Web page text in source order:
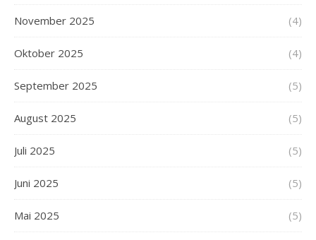
November 2025 (4)
Oktober 2025 (4)
September 2025 (5)
August 2025 (5)
Juli 2025 (5)
Juni 2025 (5)
Mai 2025 (5)